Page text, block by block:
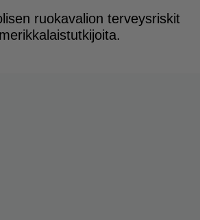
ruokavalion terveysriskit